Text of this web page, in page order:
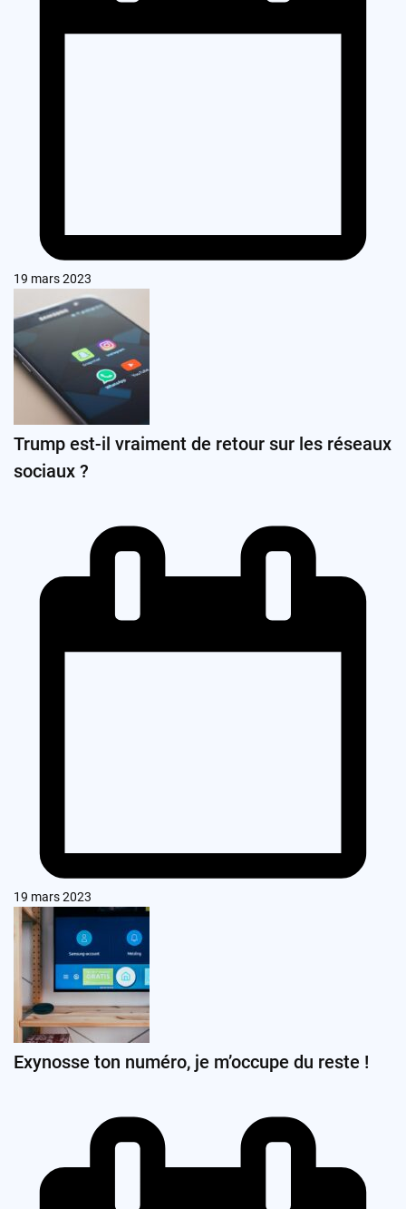
19 mars 2023
Trump est-il vraiment de retour sur les réseaux
sociaux ?
19 mars 2023
Exynosse ton numéro, je m’occupe du reste !